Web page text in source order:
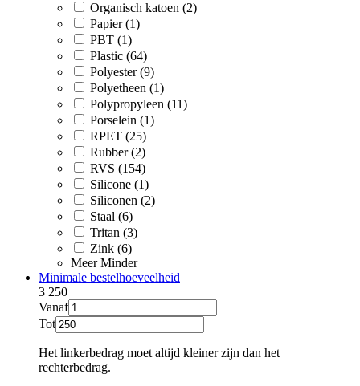
Organisch katoen (2)
Papier (1)
PBT (1)
Plastic (64)
Polyester (9)
Polyetheen (1)
Polypropyleen (11)
Porselein (1)
RPET (25)
Rubber (2)
RVS (154)
Silicone (1)
Siliconen (2)
Staal (6)
Tritan (3)
Zink (6)
Meer Minder
Minimale bestelhoeveelheid
3 250
Vanaf
Tot
Het linkerbedrag moet altijd kleiner zijn dan het
rechterbedrag.